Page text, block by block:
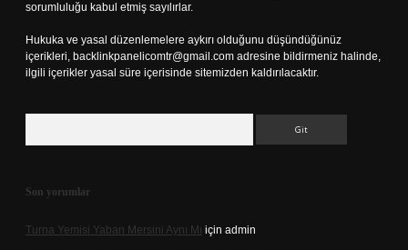
sorumluluğu kabul etmiş sayılırlar.
Hukuka ve yasal düzenlemelere aykırı olduğunu düşündüğünüz
içerikleri, backlinkpanelicomtr@gmail.com adresine bildirmeniz halinde,
ilgili içerikler yasal süre içerisinde sitemizden kaldırılacaktır.
Son yorumlar
Turna Yemisi Yaban Mersini Aynı Mı için admin